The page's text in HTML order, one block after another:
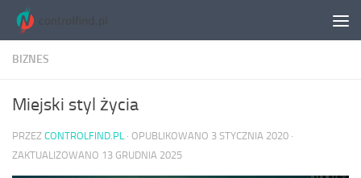
Skip to content
BIZNES
Miejski styl życia
PRZEZ CONTROLFIND.PL · OPUBLIKOWANO 3 STYCZNIA 2020 ·
ZAKTUALIZOWANO 13 GRUDNIA 2025